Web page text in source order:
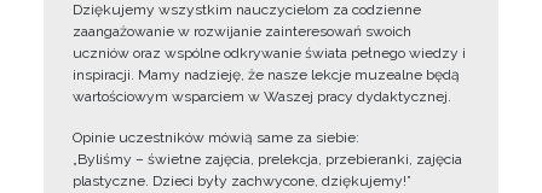
Dziękujemy wszystkim nauczycielom za codzienne
zaangażowanie w rozwijanie zainteresowań swoich
uczniów oraz wspólne odkrywanie świata pełnego wiedzy i
inspiracji. Mamy nadzieję, że nasze lekcje muzealne będą
wartościowym wsparciem w Waszej pracy dydaktycznej.
Opinie uczestników mówią same za siebie:
„Byliśmy – świetne zajęcia, prelekcja, przebieranki, zajęcia
plastyczne. Dzieci były zachwycone, dziękujemy!”